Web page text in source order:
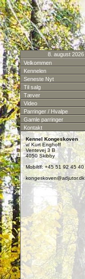
8. august 2026
Velkommen
Kennelen
Seneste Nyt
Til salg
Tæver
Video
Parringer / Hvalpe
Gamle parringer
Kontakt
Kennel Kongeskoven
v/ Kurt Enghoff
Ventevej 3 B
4050 Skibby
Mobiltlf: +45 51 92 45 40
kongeskoven@adjutor.dk